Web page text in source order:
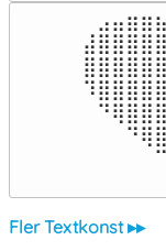
Fler Textkonst ▸▸